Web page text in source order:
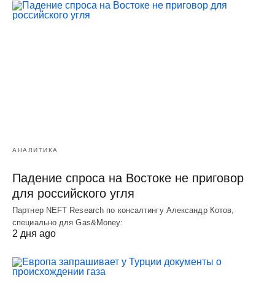
АНАЛИТИКА
Падение спроса на Востоке не приговор
для российского угля
Партнер NEFT Research по консалтингу Александр Котов,
специально для Gas&Money:
2 дня ago